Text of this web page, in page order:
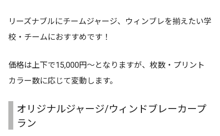
リーズナブルにチームジャージ、ウィンブレを揃えたい学
校・チームにおすすめです！
価格は上下で15,000円〜となりますが、枚数・プリント
カラー数に応じて変動します。
オリジナルジャージ/ウィンドブレーカープ
ラン